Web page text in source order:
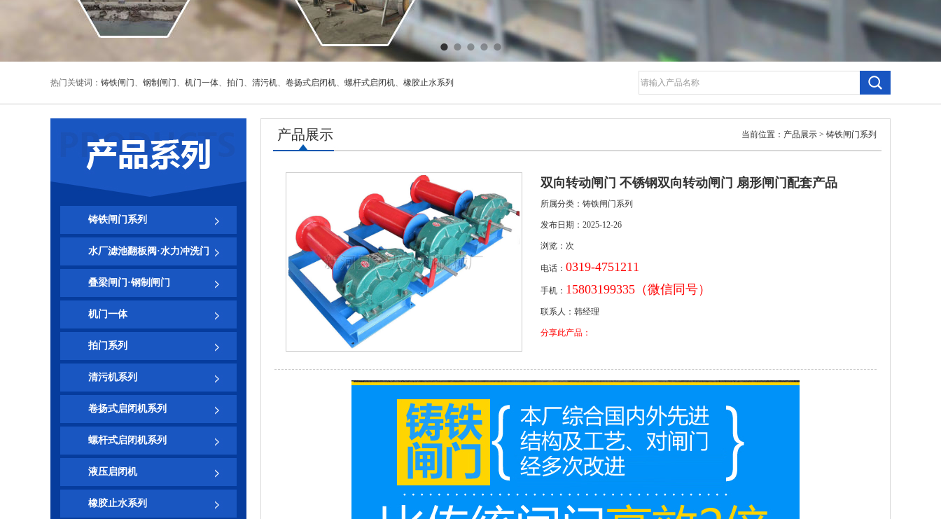
热门关键词： 铸铁闸门、 钢制闸门、 机门一体、 拍门、 清污机、 卷扬式启闭机、 螺杆式启闭机、 橡胶止水系列
铸铁闸门系列
水厂滤池翻板阀·水力冲洗门
叠梁闸门·钢制闸门
机门一体
拍门系列
清污机系列
卷扬式启闭机系列
螺杆式启闭机系列
液压启闭机
橡胶止水系列
产品展示 当前位置： 产品展示 > 铸铁闸门系列
双向转动闸门 不锈钢双向转动闸门 扇形闸门配套产品
所属分类：铸铁闸门系列
发布日期：2025-12-26
浏览： 次
电话： 0319-4751211
手机： 15803199335（微信同号）
联系人：韩经理
分享此产品：